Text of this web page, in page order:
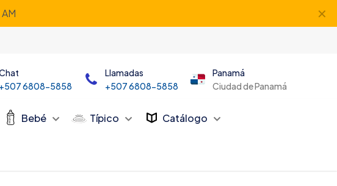
✕
+507 6808-5858
Llamadas
+507 6808-5858
Panamá
Ciudad de Panamá
Bebé Típico Catálogo